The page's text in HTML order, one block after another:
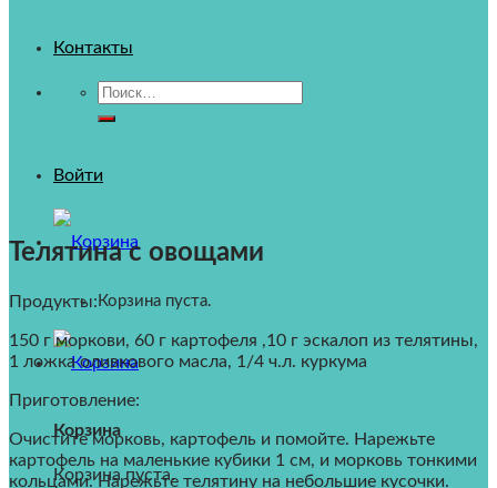
Контакты
Искать:
Войти
Корзина пуста.
Корзина
Корзина пуста.
Телятина с овощами
Продукты:
150 г моркови, 60 г картофеля ,10 г эскалоп из телятины,
1 ложка оливкового масла, 1/4 ч.л. куркума
Приготовление:
Очистите морковь, картофель и помойте. Нарежьте
картофель на маленькие кубики 1 см, и морковь тонкими
кольцами. Нарежьте телятину на небольшие кусочки.